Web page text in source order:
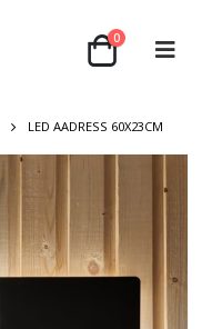
0
LED AADRESS 60X23CM